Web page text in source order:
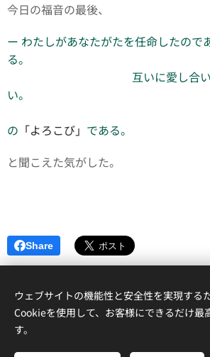
今日の福音の最後、
ー わたしがあなたがたを任命したので
る
互いに愛し合い
い
これが
の 「よろこび」 である。
と聞こえた気がした。
Share
ウェブサイトの機能性と安全性を実現する
Cookieを使用して、お客様にできるだけ最
す。